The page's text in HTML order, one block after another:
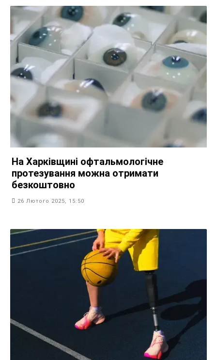
На Харківщині офтальмологічне
протезування можна отримати
безкоштовно
26 Лютого 2025, 15:50